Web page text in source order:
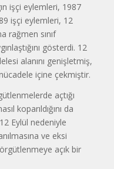
işçi eylemleri, 1987
işçi eylemleri, 12
rağmen sınıf
gösterdi. 12
alanını genişletmiş,
içine çekmiştir.
açtığı
koparıldığını da
Eylül nedeniyle
ve eksi
açık bir